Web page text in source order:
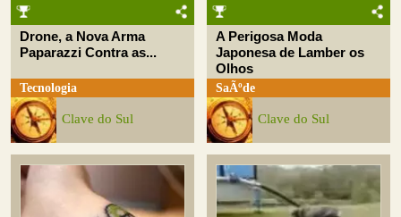
Drone, a Nova Arma
Paparazzi Contra as...
Tecnologia
Clave do Sul
A Perigosa Moda
Japonesa de Lamber os
Olhos
SaÃºde
Clave do Sul